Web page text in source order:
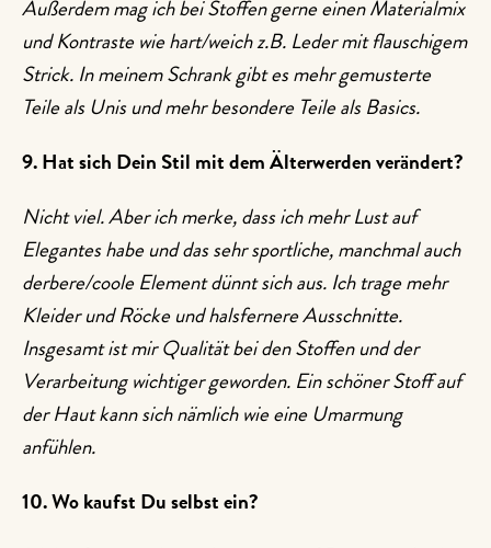
Außerdem mag ich bei Stoffen gerne einen Materialmix
und Kontraste wie hart/weich z.B. Leder mit flauschigem
Strick. In meinem Schrank gibt es mehr gemusterte
Teile als Unis und mehr besondere Teile als Basics.
9. Hat sich Dein Stil mit dem Älterwerden verändert?
Nicht viel. Aber ich merke, dass ich mehr Lust auf
Elegantes habe und das sehr sportliche, manchmal auch
derbere/coole Element dünnt sich aus. Ich trage mehr
Kleider und Röcke und halsfernere Ausschnitte.
Insgesamt ist mir Qualität bei den Stoffen und der
Verarbeitung wichtiger geworden. Ein schöner Stoff auf
der Haut kann sich nämlich wie eine Umarmung
anfühlen.
10. Wo kaufst Du selbst ein?